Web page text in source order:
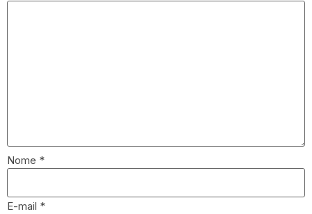
Nome *
E-mail *